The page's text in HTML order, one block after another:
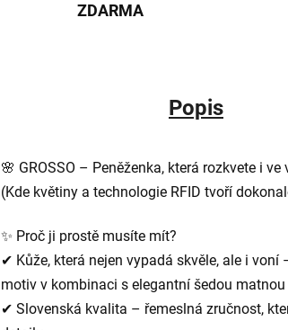
ZDARMA
Popis
🌸 GROSSO – Peněženka, která rozkvete i ve
(Kde květiny a technologie RFID tvoří
✨ Proč ji prostě musíte mít?
✔ Kůže, která nejen vypadá skvěle, ale i voní
motiv v kombinaci s elegantní šedou
✔ Slovenská kvalita – řemeslná zručnost,